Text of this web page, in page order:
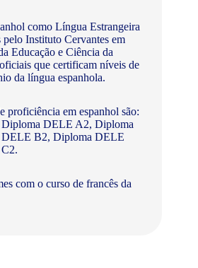
como Língua Estrangeira
Instituto Cervantes em
Educação e Ciência da
que certificam níveis de
da língua espanhola.
proficiência em espanhol são:
DELE A2, Diploma
B2, Diploma DELE
com o curso de francês da